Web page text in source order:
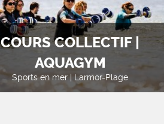
COURS COLLECTIF |
AQUAGYM
Sports en mer | Larmor-Plage